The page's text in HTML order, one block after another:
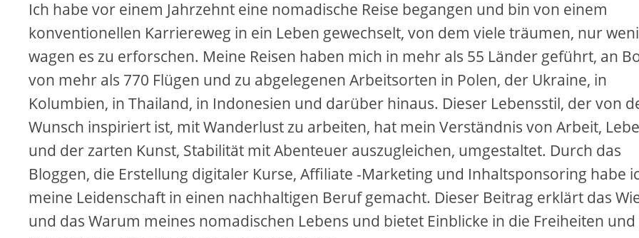
Ich habe vor einem Jahrzehnt eine nomadische Reise begangen und bin von einem
konventionellen Karriereweg in ein Leben gewechselt, von dem viele träumen, nur
wagen es zu erforschen. Meine Reisen haben mich in mehr als 55 Länder geführt, an
von mehr als 770 Flügen und zu abgelegenen Arbeitsorten in Polen, der Ukraine, in
Kolumbien, in Thailand, in Indonesien und darüber hinaus. Dieser Lebensstil, der von
Wunsch inspiriert ist, mit Wanderlust zu arbeiten, hat mein Verständnis von Arbeit,
und der zarten Kunst, Stabilität mit Abenteuer auszugleichen, umgestaltet. Durch das
Bloggen, die Erstellung digitaler Kurse, Affiliate -Marketing und Inhaltsponsoring habe
meine Leidenschaft in einen nachhaltigen Beruf gemacht. Dieser Beitrag erklärt das
und das Warum meines nomadischen Lebens und bietet Einblicke in die Freiheiten und